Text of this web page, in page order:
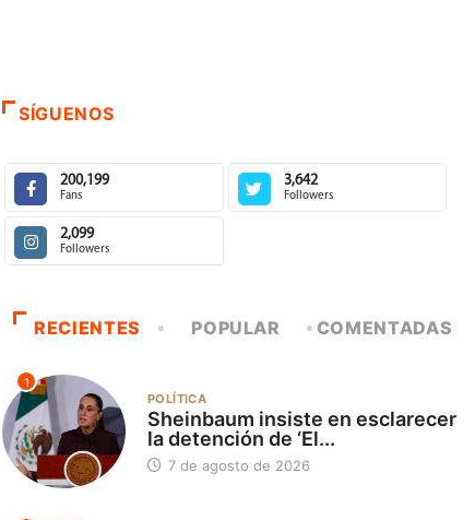
SÍGUENOS
200,199
Fans
3,642
Followers
2,099
Followers
RECIENTES POPULAR COMENTADAS
1
POLÍTICA
Sheinbaum insiste en esclarecer
la detención de ‘El...
7 de agosto de 2026